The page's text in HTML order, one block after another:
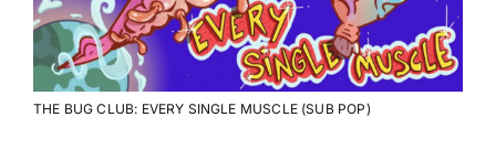
THE BUG CLUB: EVERY SINGLE MUSCLE (SUB POP)